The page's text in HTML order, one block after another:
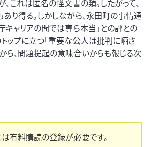
これは匿名の怪文書の類。したがって、
あり得る。しかしながら、永田町の事情通
キャリアの間では専ら本当」との評との
トップに立つ「重要な公人は批判に晒さ
ら、問題提起の意味合いからも報じる次
有料購読の登録が必要です。